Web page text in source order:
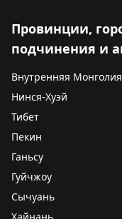
Провинции,
подчинения и
Внутренняя Монголия
Нинся-Хуэй
Тибет
Пекин
Ганьсу
Гуйчжоу
Сычуань